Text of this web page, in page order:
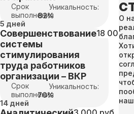
Срок
выполнения
5 дней
Уникальность:
82%
Совершенствование
системы
стимулирования
труда работников
организации – ВКР
18 000
Срок
выполнения
14 дней
Уникальность:
70%
О